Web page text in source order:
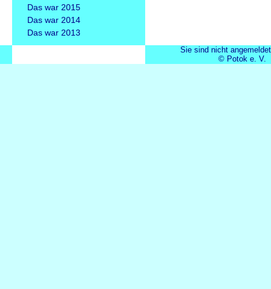
Das war 2015
Das war 2014
Das war 2013
Sie sind nicht angemeldet
© Potok e. V.